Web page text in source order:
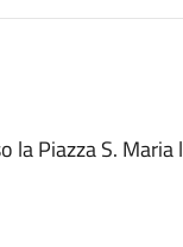
la Piazza S.